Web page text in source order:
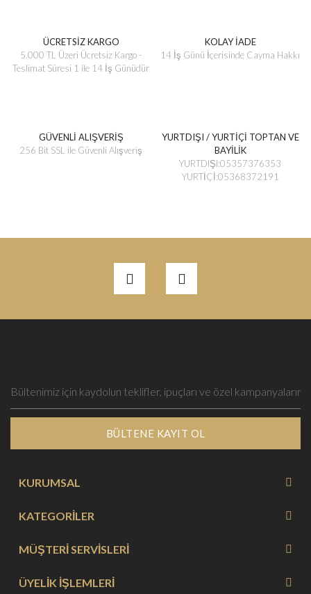
ÜCRETSİZ KARGO
5.000 TL Üzeri Ücretsiz Kargo -
Teslimat Süresi 1 ile 14 İş Günüdür
KOLAY İADE
14 İş Günü İçerisinde Cayma Hakkı
GÜVENLİ ALIŞVERİŞ
256 Bit SSL ile Güvenli Alışveriş
YURTDIŞI / YURTİÇİ TOPTAN VE
BAYİLİK
YURTDIŞI:05357376353
YURTİÇİ:05368372191
BÜLTENE KAYIT OL
KURUMSAL
KATEGORİLER
MÜŞTERİ SERVİSLERİ
ÜYELİK İŞLEMLERİ